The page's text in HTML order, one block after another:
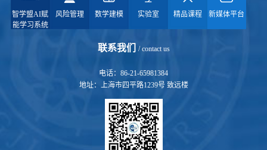
智学盟AI赋
能学习系统
风险管理 数学建模 实验室 精品课程 新媒体平台
联系我们 / contact us
电话：86-21-65981384
地址：上海市四平路1239号 致远楼